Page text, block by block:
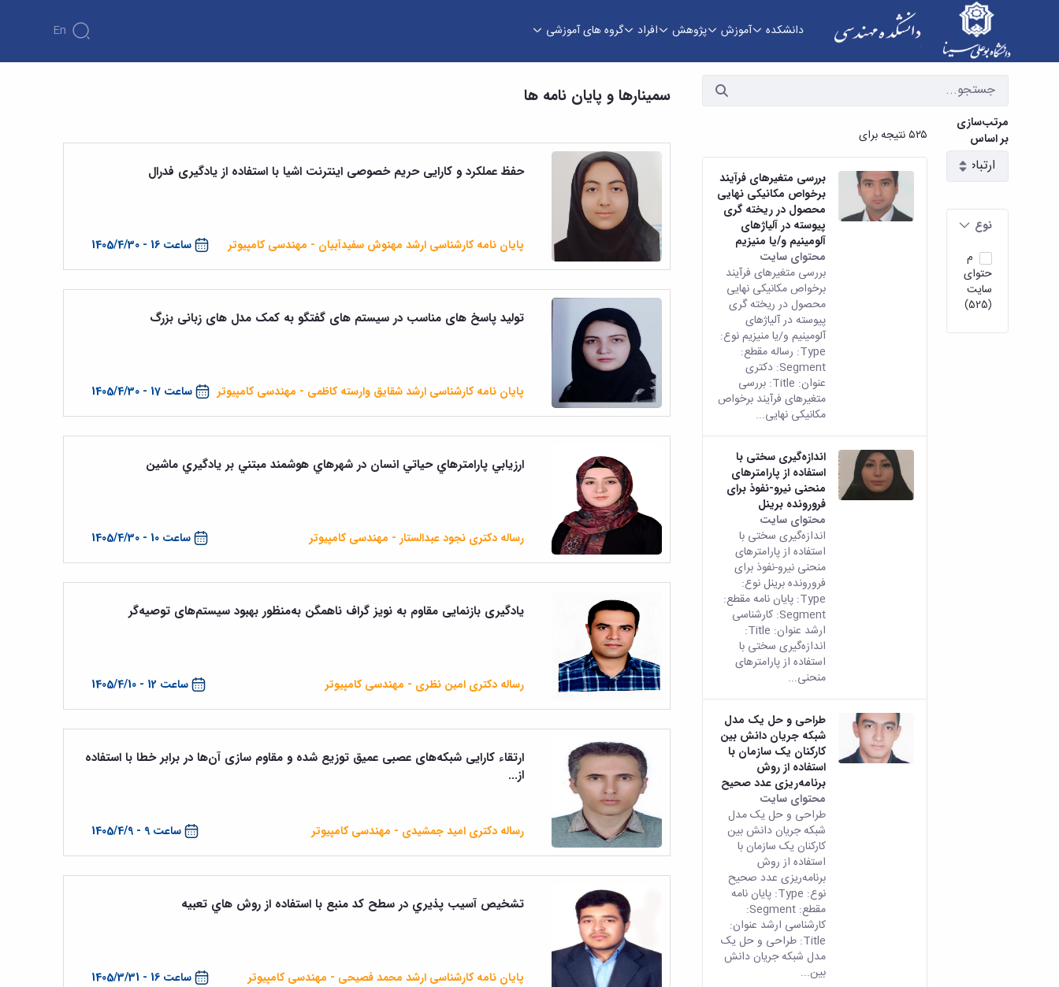
دانشکده آموزش پژوهش افراد گروه های آموزشی En
سمینارها و پایان نامه ها - دانشکده فنی و مهندسی
مرتب‌سازی
بر اساس
نوع
م
حتوای
سایت
(525)
۵۲۵ نتیجه برای
بررسی متغیرهای فرآیند
برخواص مکانیکی نهایی
محصول در ریخته گری
پیوسته در آلیاژهای
آلومینیم و/یا منیزیم
محتوای سایت
بررسی متغیرهای فرآیند
برخواص مکانیکی نهایی
محصول در ریخته گری
پیوسته در آلیاژهای
آلومینیم و/یا منیزیم نوع:
Type: رساله مقطع:
Segment: دکتری
عنوان: Title: بررسی
متغیرهای فرآیند برخواص
مکانیکی نهایی...
اندازه‌گیری سختی با
استفاده از پارامترهای
منحنی نیرو-نفوذ برای
فرورونده برینل
محتوای سایت
اندازه‌گیری سختی با
استفاده از پارامترهای
منحنی نیرو-نفوذ برای
فرورونده برینل نوع:
Type: پایان نامه مقطع:
Segment: کارشناسی
ارشد عنوان: Title:
اندازه‌گیری سختی با
استفاده از پارامترهای
منحنی...
طراحی و حل یک مدل
شبکه جریان دانش بین
کارکنان یک سازمان با
استفاده از روش
برنامه‌ریزی عدد صحیح
محتوای سایت
طراحی و حل یک مدل
شبکه جریان دانش بین
کارکنان یک سازمان با
استفاده از روش
برنامه‌ریزی عدد صحیح
نوع: Type: پایان نامه
مقطع: Segment:
کارشناسی ارشد عنوان:
Title: طراحی و حل یک
مدل شبکه جریان دانش
بین...
سمینارها و پایان نامه ها
ساعت 16 - 1405/4/30
حفظ عملکرد و کارایی حریم خصوصی اینترنت اشیا با استفاده از یادگیری فدرال
پایان نامه کارشناسی ارشد مهنوش سفیدآبیان - مهندسی کامپیوتر
ساعت 17 - 1405/4/30
تولید پاسخ های مناسب در سیستم های گفتگو به کمک مدل های زبانی بزرگ
پایان نامه کارشناسی ارشد شقایق وارسته کاظمی - مهندسی کامپیوتر
ساعت 10 - 1405/4/30
ارزيابي پارامترهاي حياتي انسان در شهرهاي هوشمند مبتني بر يادگيري ماشين
رساله دکتری نجود عبدالستار - مهندسی کامپیوتر
ساعت 12 - 1405/4/10
یادگیری بازنمایی مقاوم به نویز گراف ناهمگن به‌منظور بهبود سیستم‌های توصیه‌گر
رساله دکتری امین نظری - مهندسی کامپیوتر
ساعت 9 - 1405/4/9
ارتقاء کارایی شبکه‌های عصبی عمیق توزیع شده و مقاوم سازی آن‌ها در برابر خطا با استفاده
از...
رساله دکتری امید جمشیدی - مهندسی کامپیوتر
ساعت 16 - 1405/3/31
تشخيص آسيب پذيري در سطح كد منبع با استفاده از روش هاي تعبيه
پایان نامه کارشناسی ارشد محمد فصیحی - مهندسی کامپیوتر